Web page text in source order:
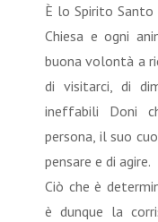
È lo Spirito
Chiesa e ogni
buona volontà a
di visitarci, di
ineffabili Doni
persona, il suo
pensare e di agire.
Ciò che è
è dunque la